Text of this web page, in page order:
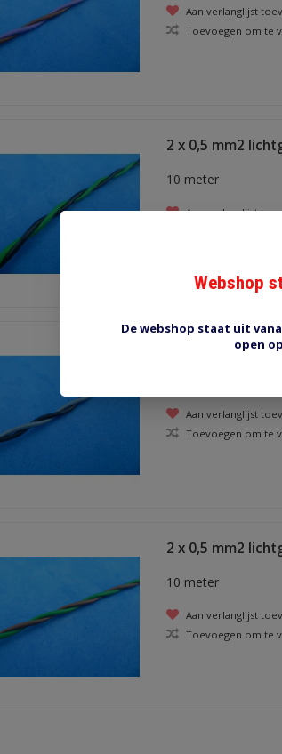
Aan verlanglijst
Toevoegen om te
2 x 0,5 mm2
10 meter
Aan verlanglijst
2 x 0,5 mm2
Aan verlanglijst
Toevoegen om te
2 x 0,5 mm2
10 meter
Aan verlanglijst
Toevoegen om te
Webshop
De webshop staat uit
open